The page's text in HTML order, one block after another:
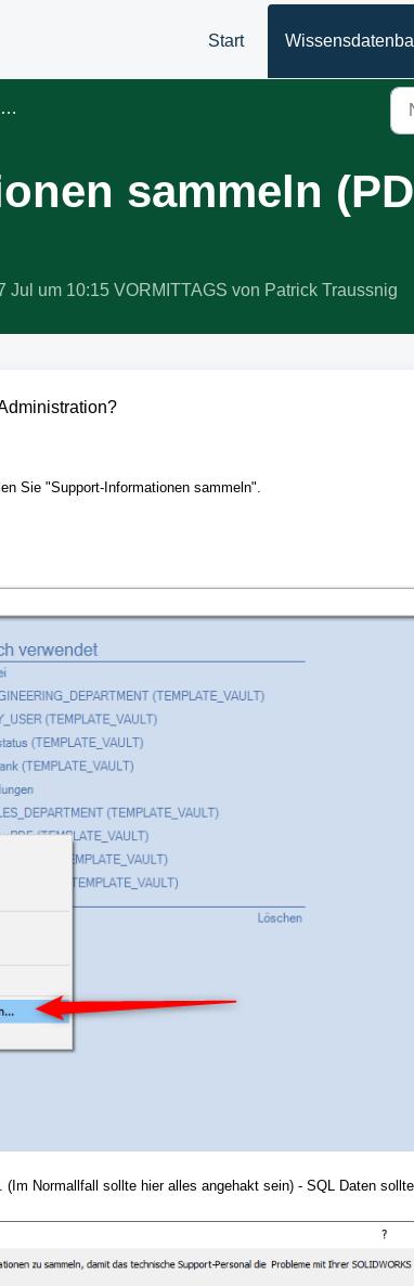
Start
sammeln
Jul um 10:15 VORMITTAGS von Patrick Traussnig
Sie "Support-Informationen sammeln".
Normallfall sollte hier alles angehakt sein) - SQL Daten